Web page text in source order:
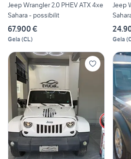
Jeep Wrangler 2.0 PHEV ATX 4xe
Sahara - possibilit
67.900 €
Gela (CL)
Jeep
Gela (